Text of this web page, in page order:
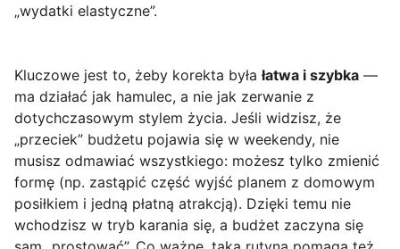
„wydatki elastyczne”.
Kluczowe jest to, żeby korekta byłałatwa i szybka —
ma działać jak hamulec, a nie jak zerwanie z
dotychczasowym stylem życia. Jeśli widzisz, że
„przeciek” budżetu pojawia się w weekendy, nie
musisz odmawiać wszystkiego: możesz tylko zmienić
formę (np. zastąpić część wyjść planem z domowym
posiłkiem i jedną płatną atrakcją). Dzięki temu nie
wchodzisz w tryb karania się, a budżet zaczyna się